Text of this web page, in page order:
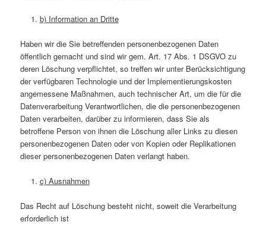
b) Information an Dritte
Haben wir die Sie betreffenden personenbezogenen Daten
öffentlich gemacht und sind wir gem. Art. 17 Abs. 1 DSGVO zu
deren Löschung verpflichtet, so treffen wir unter Berücksichtigung
der verfügbaren Technologie und der Implementierungskosten
angemessene Maßnahmen, auch technischer Art, um die für die
Datenverarbeitung Verantwortlichen, die die personenbezogenen
Daten verarbeiten, darüber zu informieren, dass Sie als
betroffene Person von ihnen die Löschung aller Links zu diesen
personenbezogenen Daten oder von Kopien oder Replikationen
dieser personenbezogenen Daten verlangt haben.
c) Ausnahmen
Das Recht auf Löschung besteht nicht, soweit die Verarbeitung
erforderlich ist